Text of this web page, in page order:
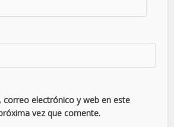
correo electrónico y web en este
vez que comente.